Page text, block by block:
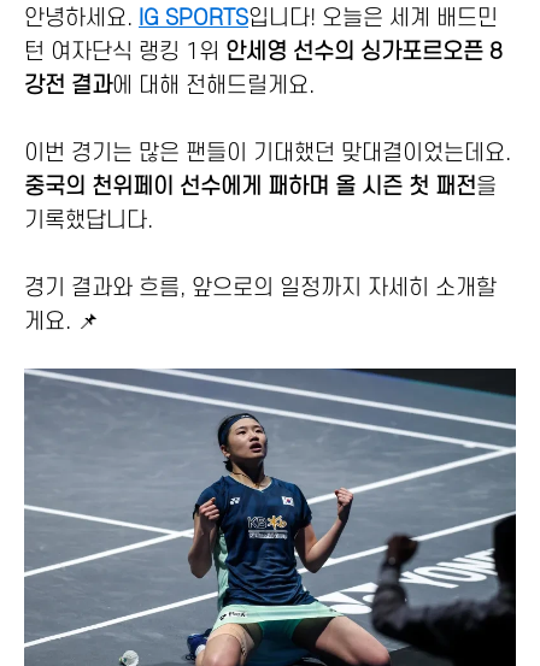
안녕하세요. IG SPORTS입니다! 오늘은 세계 배드민
턴 여자단식 랭킹 1위 안세영 선수의 싱가포르오픈 8
강전 결과에 대해 전해드릴게요.
이번 경기는 많은 팬들이 기대했던 맞대결이었는데요.
중국의 천위페이 선수에게 패하며 올 시즌 첫 패전을
기록했답니다.
경기 결과와 흐름, 앞으로의 일정까지 자세히 소개할
게요. 📌